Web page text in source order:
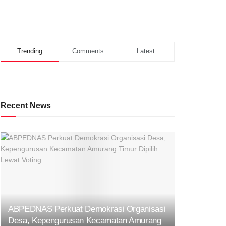
Trending Comments Latest
Recent News
ABPEDNAS Perkuat Demokrasi Organisasi
Desa, Kepengurusan Kecamatan Amurang